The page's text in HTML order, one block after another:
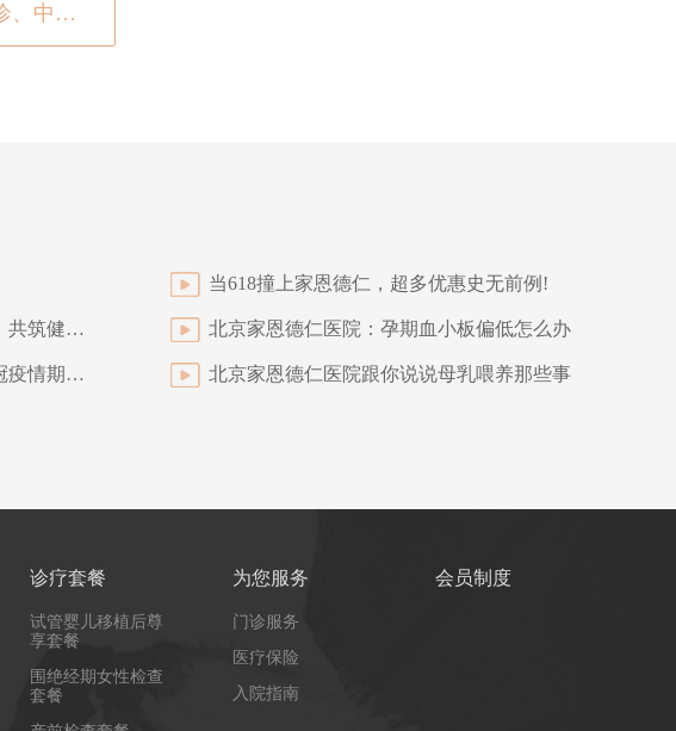
下一篇: 女性气血药补：中医问诊、中药养生
当618撞上家恩德仁，超多优惠史无前例!
北京家恩德仁医院丨及时接种疫苗，共筑健康屏障 北京家恩德仁医院：孕期血小板偏低怎么办
【温馨提示】北京家恩德仁医院新冠疫情期间孕产妇就医导引（2022年5月修订） 北京家恩德仁医院跟你说说母乳喂养那些事
诊疗套餐
试管婴儿移植后尊
享套餐
围绝经期女性检查
套餐
为您服务
门诊服务
医疗保险
入院指南
会员制度